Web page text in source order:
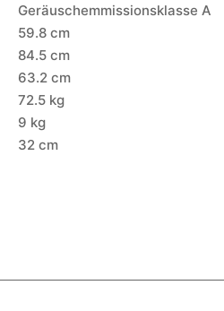
Geräuschemmissionsklasse A
59.8 cm
84.5 cm
63.2 cm
72.5 kg
9 kg
32 cm